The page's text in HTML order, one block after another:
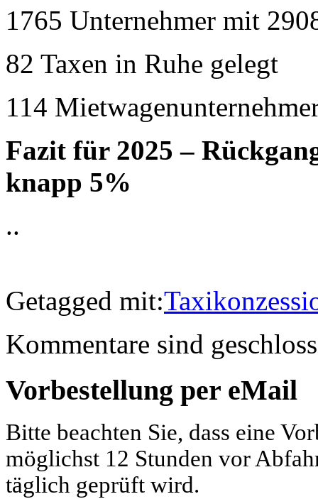
1765 Unternehmer mit
82 Taxen in Ruhe gelegt
114
Fazit für 2025 –
knapp 5%
..
Getagged mit:
Kommentare sind
Vorbestellung per eMail
Bitte beachten Sie, dass eine
möglichst 12 Stunden vor
täglich geprüft wird.